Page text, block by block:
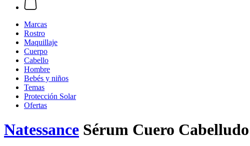
Marcas
Rostro
Maquillaje
Cuerpo
Cabello
Hombre
Bebés y niños
Temas
Protección Solar
Ofertas
Natessance Sérum Cuero